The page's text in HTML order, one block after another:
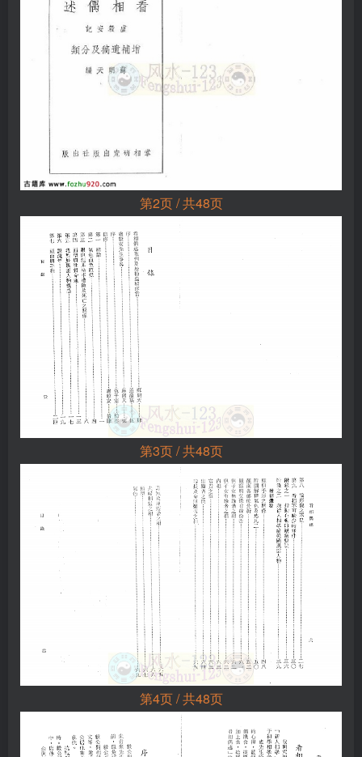
第2页 / 共48页
第3页 / 共48页
第4页 / 共48页